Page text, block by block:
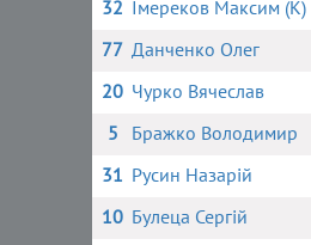
32 Імереков Максим (К)
77 Данченко Олег
20 Чурко Вячеслав
5
Бражко Володимир
31 Русин Назарій
10 Булеца Сергій